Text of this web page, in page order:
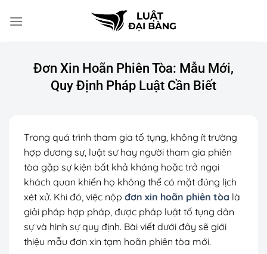
đến
Đơn Xin Hoãn Phiên Tòa: Mẫu Mới,
Quy Định Pháp Luật Cần Biết
Trong quá trình tham gia tố tụng, không ít trường
hợp đương sự, luật sư hay người tham gia phiên
tòa gặp sự kiện bất khả kháng hoặc trở ngại
khách quan khiến họ không thể có mặt đúng lịch
xét xử. Khi đó, việc nộp đơn xin hoãn phiên tòa là
giải pháp hợp pháp, được pháp luật tố tụng dân
sự và hình sự quy định. Bài viết dưới đây sẽ giới
thiệu mẫu đơn xin tạm hoãn phiên tòa mới.